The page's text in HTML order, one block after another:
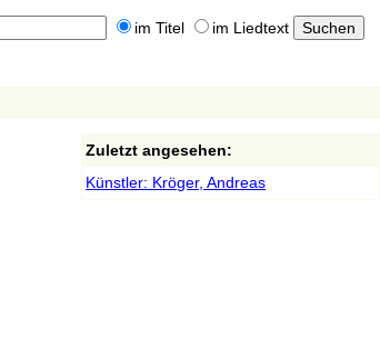
im Titel im Liedtext
Zuletzt angesehen:
Künstler: Kröger, Andreas